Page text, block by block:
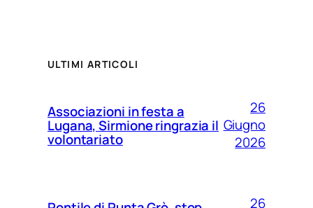
ULTIMI ARTICOLI
Associazioni in festa a
Lugana, Sirmione ringrazia il
volontariato
26
Giugno
2026
26